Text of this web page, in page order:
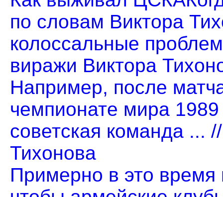
по словам Виктора
колоссальные
виражи Виктора
Например, после
чемпионате мира
советская команда ...
Тихонова
Примерно в это время